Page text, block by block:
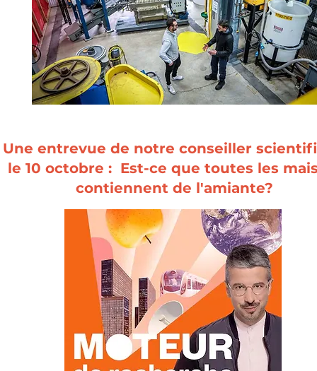
Une entrevue de notre conseiller
le 10 octobre : Est-ce que toutes les
contiennent de l'amiante?